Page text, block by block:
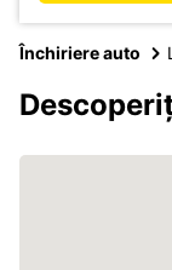
Închiriere auto